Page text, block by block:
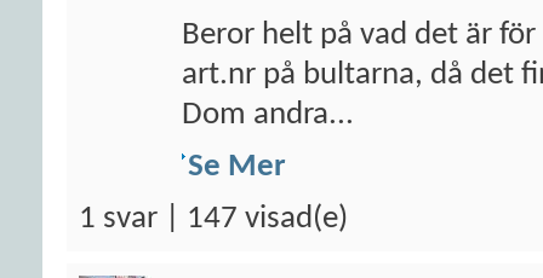
Beror helt på vad det är
art.nr på bultarna, då det
Dom andra...
Se Mer
1 svar | 147 visad(e)